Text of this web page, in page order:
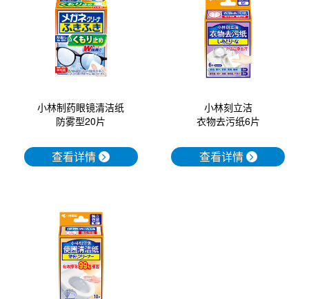
小林制药眼镜清洁纸
防雾型20片
查看详情
小林刻立洁
衣物去污纸6片
查看详情